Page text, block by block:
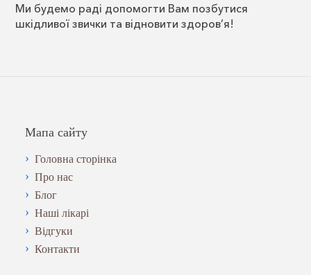
Ми будемо раді допомогти Вам позбутися
шкідливої ​​звички та відновити здоров’я!
Мапа сайту
Головна сторінка
Про нас
Блог
Наші лікарі
Відгуки
Контакти